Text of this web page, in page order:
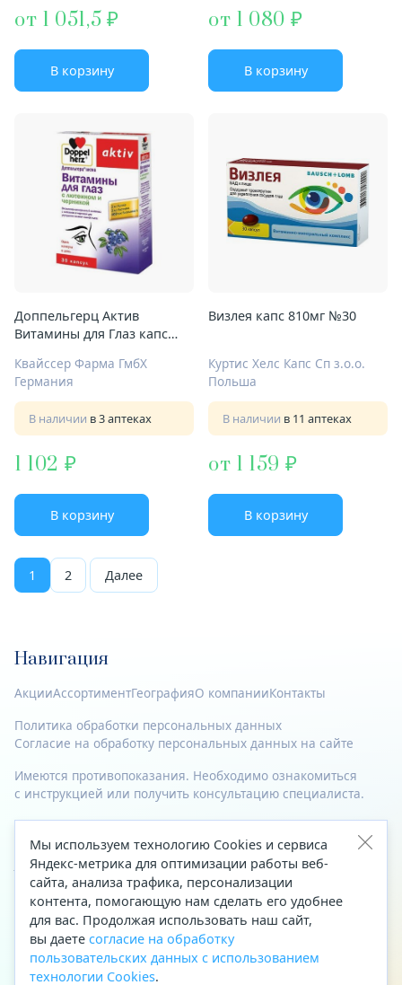
от 1 051,5
В корзину
от 1 080
В корзину
Доппельгерц Актив
Витамины для Глаз капс
Квайссер Фарма ГмбХ
Германия
В наличии в 3 аптеках
1 102
В корзину
Визлея капс 810мг №30
Куртис Хелс Капс Сп з.о.о.
Польша
В наличии в 11 аптеках
от 1 159
В корзину
1 2 Далее
Навигация
АкцииАссортиментГеографияО компанииКонтакты
Политика обработки персональных данных
Согласие на обработку персональных данных на сайте
Имеются противопоказания. Необходимо ознакомиться
с инструкцией или получить консультацию специалиста.
© 2023—2026 Все права защищены.
Адрес
Архангельск, ул. Папанина, д. 19 (вход в здание со стороны
автоцентра «Тойота»)
Приемная Генерального директора
Телефон
+7 (8182) 63-60-31
Мы используем технологию Cookies и сервиса
Яндекс-метрика для оптимизации работы веб-
сайта, анализа трафика, персонализации
контента, помогающую нам сделать его удобнее
для вас. Продолжая использовать наш сайт,
вы даете согласие на обработку
пользовательских данных с использованием
технологии Cookies.